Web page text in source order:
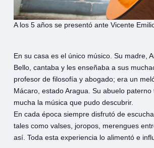
A los 5 años se presentó ante Vicente
En su casa es el único músico. Su madre,
Bello, cantaba y les enseñaba a sus
profesor de filosofía y abogado; era un
Mácaro, estado Aragua. Su abuelo
mucha la música que pudo descubrir.
En cada época siempre disfrutó de
tales como valses, joropos, merengues
así. Toda esta experiencia lo alimentó e